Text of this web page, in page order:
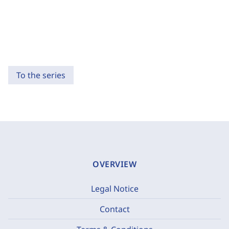
To the series
OVERVIEW
Legal Notice
Contact